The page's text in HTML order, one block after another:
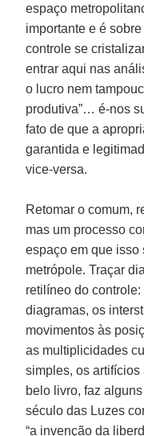
espaço
importante e é
controle se
entrar aqui nas
o lucro nem
produtiva”… é-nos
fato de que a
garantida e
vice-versa.
Retomar o comum,
mas um processo
espaço em que isso
metrópole. Traçar
retilíneo do
diagramas, os
movimentos às
as multiplicidades
simples, os
belo livro, faz
século das Luzes
“a invenção da